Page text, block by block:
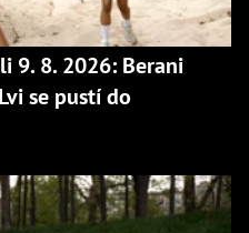
9. 8. 2026: Berani
se pustí do